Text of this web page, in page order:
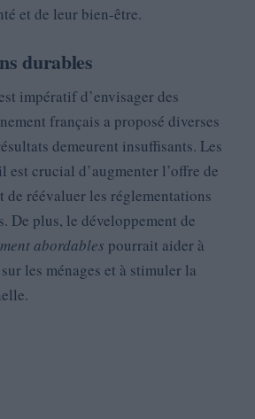
et de leur bien-être.
durables
impératif d’envisager des
français a proposé diverses
demeurent insuffisants. Les
est crucial d’augmenter l’offre de
de réévaluer les réglementations
De plus, le développement de
abordables pourrait aider à
les ménages et à stimuler la